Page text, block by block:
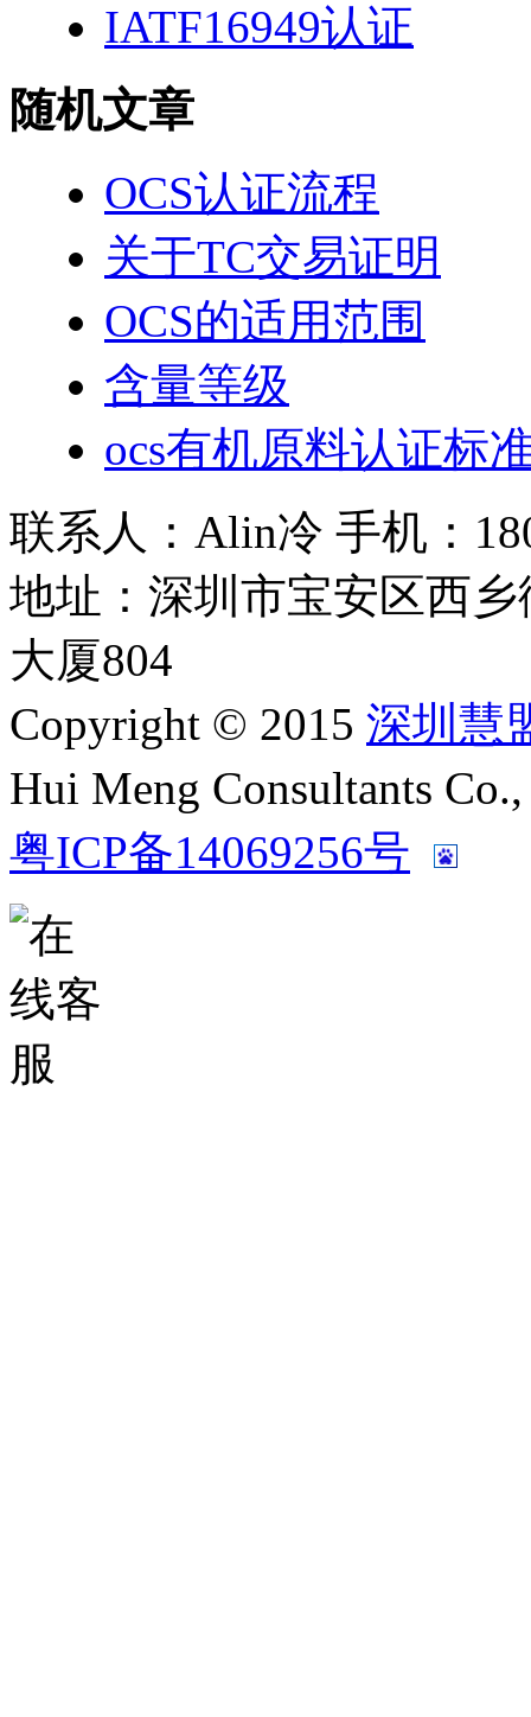
IATF16949认证
随机文章
OCS认证流程
关于TC交易证明
OCS的适用范围
含量等级
ocs有机原料认证标
联系人：Alin冷 手机：
地址：深圳市宝安区西
大厦804
Copyright © 2015 深圳慧
Hui Meng Consultants
粤ICP备14069256号